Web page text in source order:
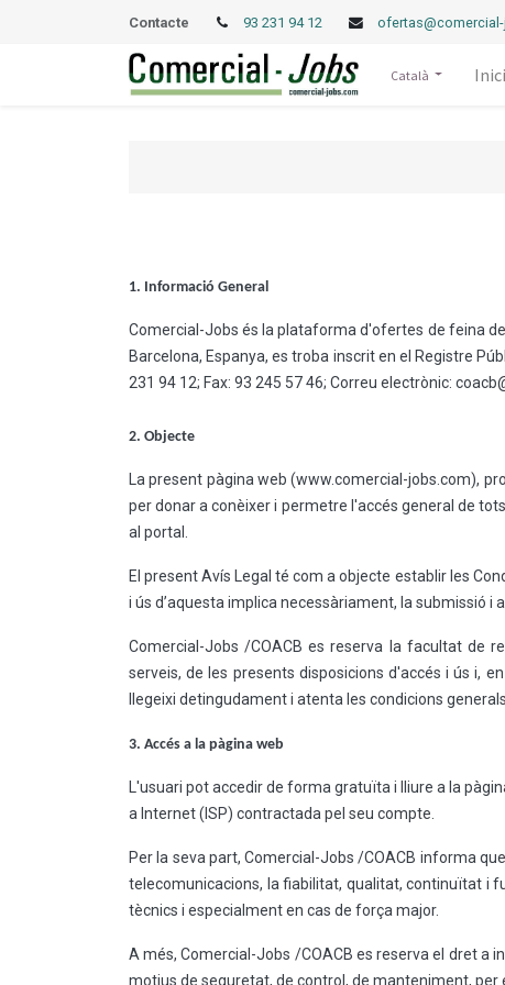
Contacte 93 231 94 12
Català Inici
1. Informació General
Comercial-Jobs és la plataforma d'ofertes de feina del
Barcelona, Espanya, es troba inscrit en el Registre
231 94 12; Fax: 93 245 57 46; Correu electrònic:
2. Objecte
La present pàgina web (www.comercial-jobs.com),
per donar a conèixer i permetre l'accés general de
al portal.
El present Avís Legal té com a objecte establir les
i ús d’aquesta implica necessàriament, la submissió i
Comercial-Jobs /COACB es reserva la facultat de
serveis, de les presents disposicions d'accés i ús i,
llegeixi detingudament i atenta les condicions
3. Accés a la pàgina web
L'usuari pot accedir de forma gratuïta i lliure a la
a Internet (ISP) contractada pel seu compte.
Per la seva part, Comercial-Jobs /COACB informa
telecomunicacions, la fiabilitat, qualitat, continuïtat i
tècnics i especialment en cas de força major.
A més, Comercial-Jobs /COACB es reserva el dret a
motius de seguretat, de control, de manteniment,